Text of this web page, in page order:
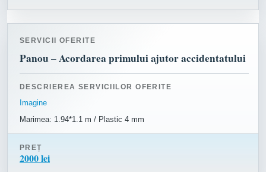
SERVICII OFERITE
Panou – Acordarea primului ajutor accidentatului
DESCRIEREA SERVICIILOR OFERITE
Imagine
Marimea: 1.94*1.1 m / Plastic 4 mm
PREȚ
2000 lei